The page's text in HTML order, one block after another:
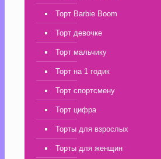
Торт Barbie Boom
Торт девочке
Торт мальчику
Торт на 1 годик
Торт спортсмену
Торт цифра
Торты для взрослых
Торты для женщин